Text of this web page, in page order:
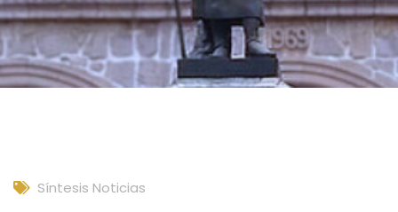
Síntesis Noticias